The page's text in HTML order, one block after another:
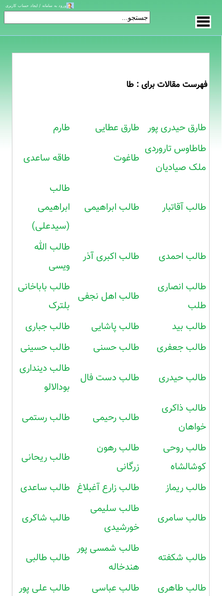
فهرست مقالات برای : طا
طارق حیدری پور طارق عطایی
طارم
طاطاوس تاروردی
ملک صیادیان
طاغوت طاقه ساعدی
طالب آقاتبار طالب ابراهیمی
طالب
ابراهیمی
(سیدعلی)
طالب احمدی طالب اکبری آذر
طالب الله
ویسی
طالب انصاری
طلب
طالب اهل نجفی
طالب باباخانی
بلترک
طالب بید
طالب پاشایی
طالب جباری
طالب جعفری
طالب حسنی طالب حسینی
طالب حیدری طالب دست فال
طالب دینداری
بودالالو
طالب ذاکری
خواهان
طالب رحیمی طالب رستمی
طالب روحی
کوشالشاه
طالب رهون
زرگانی
طالب ریحانی
طالب ریماز طالب زارع آغبلاغ طالب ساعدی
طالب سامری
طالب سلیمی
خورشیدی
طالب شاکری
طالب شکفته
طالب شمسی پور
هندخاله
طالب طالبی
طالب طاهری طالب عباسی طالب علی پور
ورود به سامانه / ایجاد حساب کاربری